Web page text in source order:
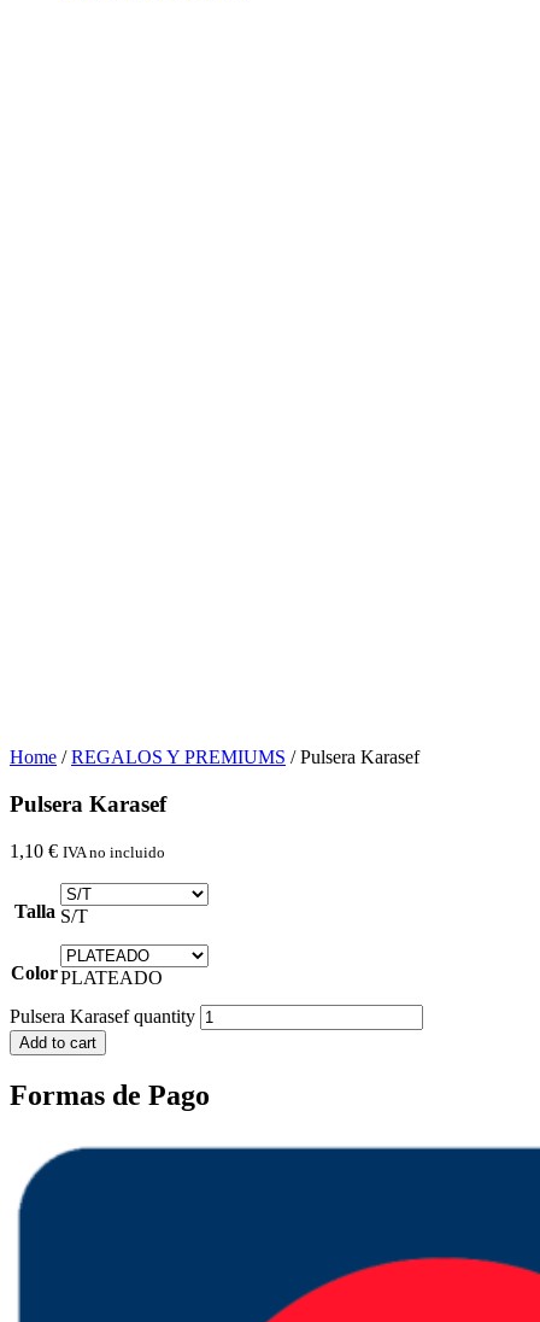
Home /REGALOS Y PREMIUMS / Pulsera Karasef
Pulsera Karasef
1,10 € IVA no incluido
Talla S/T
ColorPLATEADO
Pulsera Karasef quantity
Add to cart
Formas de Pago